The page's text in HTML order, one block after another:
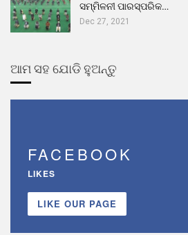
ସମ୍ମିଳନୀ ପାରସ୍ପରିକ…
Dec 27, 2021
ଆମ ସହ ଯୋଡି ହୁଅନ୍ତୁ
FACEBOOK
LIKES
LIKE OUR PAGE